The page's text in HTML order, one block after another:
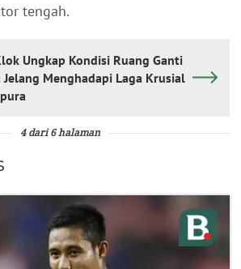
tengah.
Ungkap Kondisi Ruang Ganti
Menghadapi Laga Krusial
4 dari 6 halaman